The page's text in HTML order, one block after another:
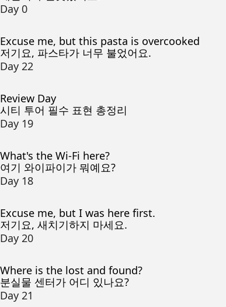
Day 0
Excuse me, but this pasta is overcooked
저기요, 파스타가 너무 불었어요.
Day 22
Review Day
시티 투어 필수 표현 총정리
Day 19
What's the Wi-Fi here?
여기 와이파이가 뭐예요?
Day 18
Excuse me, but I was here first.
저기요, 새치기하지 마세요.
Day 20
Where is the lost and found?
분실물 센터가 어디 있나요?
Day 21